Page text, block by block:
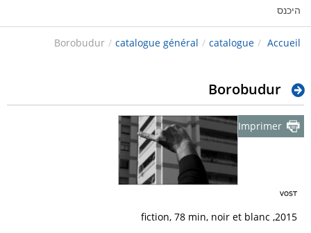
היכנס
Accueil
/
catalogue
/
catalogue général
/
Borobudur
Borobudur
Imprimer
2015, fiction, 78 min, noir et blanc